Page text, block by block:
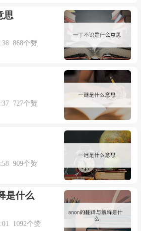
，谨供免费学习使用，如有侵权，可
思
868个赞
727个赞
909个赞
是什么
1092个赞